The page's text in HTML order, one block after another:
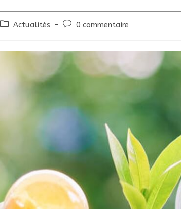
PostActualités
Commentaires
0 commentaire